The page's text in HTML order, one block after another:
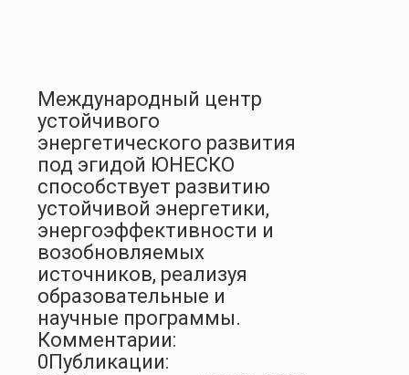
Международный центр
устойчивого
энергетического развития
под эгидой ЮНЕСКО
способствует развитию
устойчивой энергетики,
энергоэффективности и
возобновляемых
источников, реализуя
образовательные и
научные программы.
Комментарии:
0Публикации: